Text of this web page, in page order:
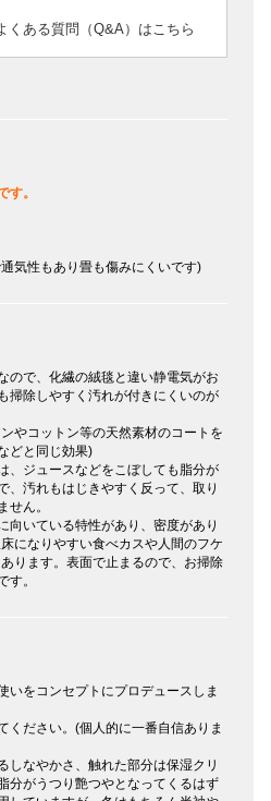
くある質問（Q&A）はこちら
す。
気性もあり畳も傷みにくいです)
ので、化繊の絨毯と違い静電気がお
掃除しやすく汚れが付きにくいのが
やコットン等の天然素材のコートを
どと同じ効果)
、ジュースなどをこぼしても脂分が
、汚れもはじきやすく反って、取り
せん。
向いている特性があり、密度があり
になりやすい食べカスや人間のフケ
ります。表面で止まるので、お掃除
す。
いをコンセプトにプロデュースしま
ください。(個人的に一番自信ありま
しなやかさ、触れた部分は保湿クリ
分がうつり艶つやとなってくるはず